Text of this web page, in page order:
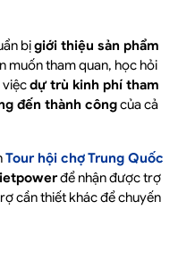
bịgiới thiệu sản phẩm
muốn tham quan, học hỏi
việcdự trù kinh phí tham
đến thành côngcủa cả
Tour hội chợ Trung Quốc
để nhận được trợ
cần thiết khác để chuyến